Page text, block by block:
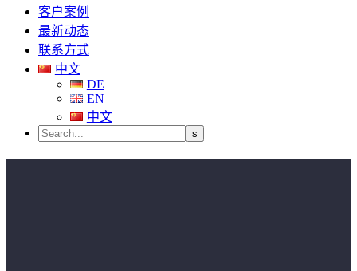
客户案例
最新动态
联系方式
中文
DE
EN
中文